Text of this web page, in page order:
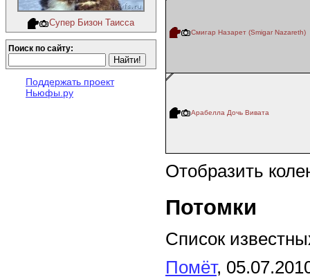
Супер Бизон Таисса
Поиск по сайту:
Поддержать проект
Ньюфы.ру
Смигар Назарет (Smigar Nazareth)
Арабелла Дочь Вивата
Отобразить
Потомки
Список
Помёт,